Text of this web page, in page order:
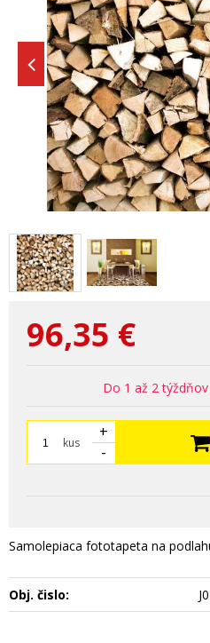
96,35 €
Do 1 až 2
kus
+
-
Samolepiaca fototapeta na
Obj. čislo: